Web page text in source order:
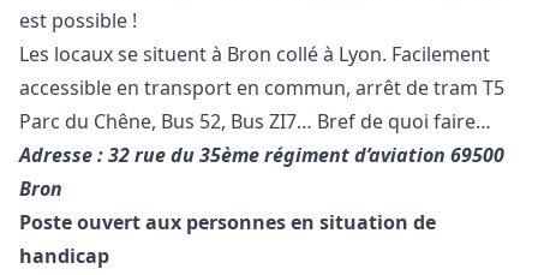
est possible !
Les locaux se situent à Bron collé à Lyon. Facilement
accessible en transport en commun, arrêt de tram T5
Parc du Chêne, Bus 52, Bus ZI7… Bref de quoi faire…
Adresse : 32 rue du 35ème régiment d’aviation 69500
Bron
Poste ouvert aux personnes en situation de
handicap